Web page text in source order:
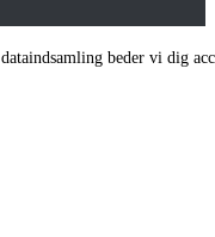
beder vi dig